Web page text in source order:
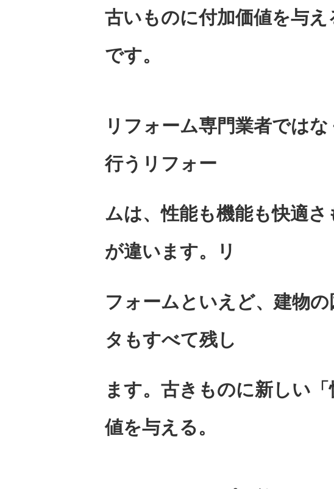
古いものに付加価値を与え
です。
リフォーム専門業者では
行うリフォー
ムは、性能も機能も快適
が違います。リ
フォームといえど、建物
タもすべて残し
ます。古きものに新しい
値を与える。